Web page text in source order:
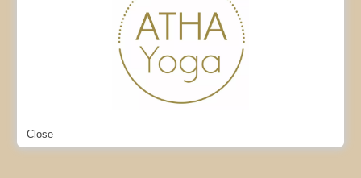
Close